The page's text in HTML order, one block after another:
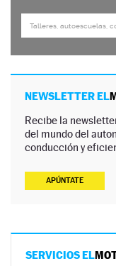
NEWSLETTER EL
Recibe la
del mundo del
conducción y
APÚNTATE
SERVICIOS EL